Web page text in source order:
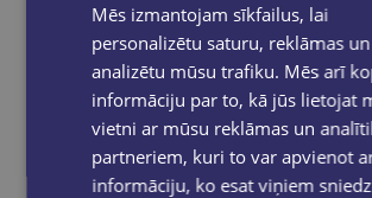
Kartona
Mēs izmantojam sīkfailus, lai
personalizētu saturu, reklāmas un
analizētu mūsu trafiku. Mēs arī
informāciju par to, kā jūs lietojat
vietni ar mūsu reklāmas un
partneriem, kuri to var apvienot
informāciju, ko esat viņiem